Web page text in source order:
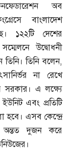
অব
বাংলাদেশ
১২২টি দেশের
উদ্বোধনী
তিনি। তিনি বলেন,
না রেখে
সরকার। এ লক্ষ্যে
ইউনিট এবং প্রতিটি
হবে। এসব কেন্দ্রে
অন্তত দুজন করে